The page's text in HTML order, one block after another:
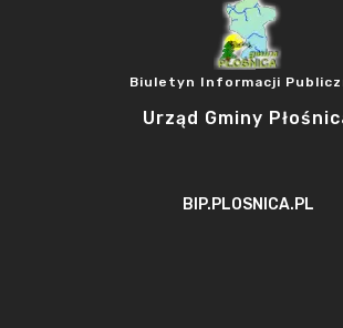
Biuletyn Informacji
Urząd Gminy
BIP.PLOSNICA.PL